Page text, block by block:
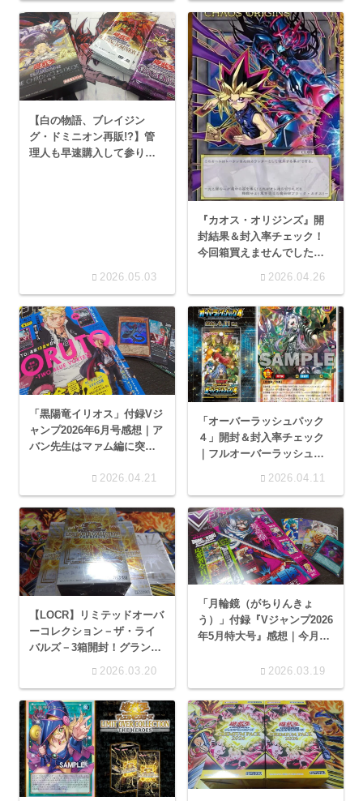
【白の物語、ブレイジン
グ・ドミニオン再販!?】管
理人も早速購入して参りま
2026.05.03
『カオス・オリジンズ』開
封結果＆封入率チェック！
今回箱買えませんでした
2026.04.26
「黒陽竜イリオス」付録Vジ
ャンプ2026年6月号感想｜ア
バン先生はマァム編に突
2026.04.21
「オーバーラッシュパック
４」開封＆封入率チェック
｜フルオーバーラッシュレ
2026.04.11
【LOCR】リミテッドオーバ
ーコレクション－ザ・ライ
バルズ－3箱開封！グランド
マスターレア再戦！
2026.03.20
「月輪鏡（がちりんきょ
う）」付録『Vジャンプ2026
年5月特大号』感想｜今月も
2026.03.19